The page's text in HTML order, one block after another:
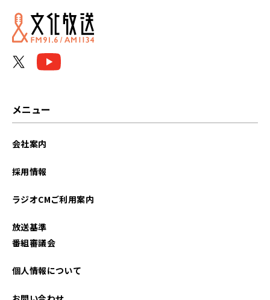
メニュー
会社案内
採用情報
ラジオCMご利用案内
放送基準
番組審議会
個人情報について